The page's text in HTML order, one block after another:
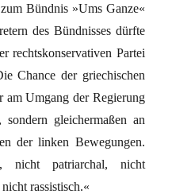
Bündnis »Ums Ganze«
des Bündnisses dürfte
rechtskonservativen Partei
Chance der griechischen
am Umgang der Regierung
gleichermaßen an
der linken Bewegungen.
nicht patriarchal, nicht
rassistisch.«